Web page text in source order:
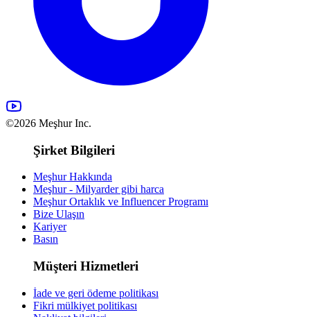
©2026 Meşhur Inc.
Şirket Bilgileri
Meşhur Hakkında
Meşhur - Milyarder gibi harca
Meşhur Ortaklık ve Influencer Programı
Bize Ulaşın
Kariyer
Basın
Müşteri Hizmetleri
İade ve geri ödeme politikası
Fikri mülkiyet politikası